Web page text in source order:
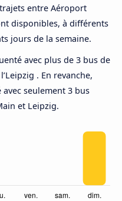
entre Aéroport
disponibles, à différents
jours de la semaine.
avec plus de 3 bus de
. En revanche,
seulement 3 bus
et Leipzig.